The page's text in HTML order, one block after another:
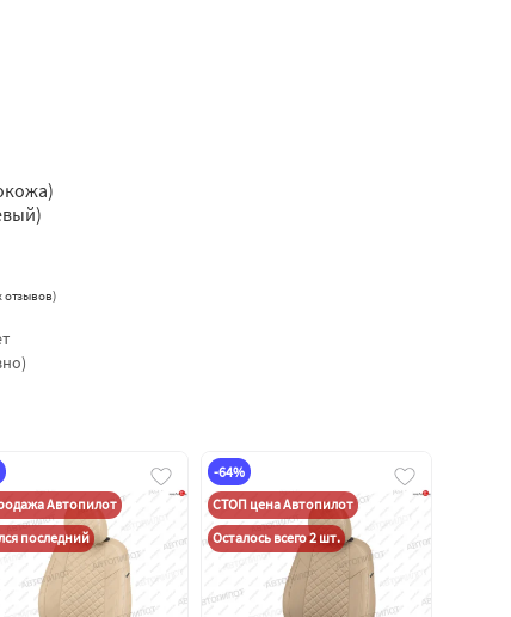
отзывов)
Автопилот
последний
-64%
СТОП цена Автопилот
Осталось всего 2 шт.